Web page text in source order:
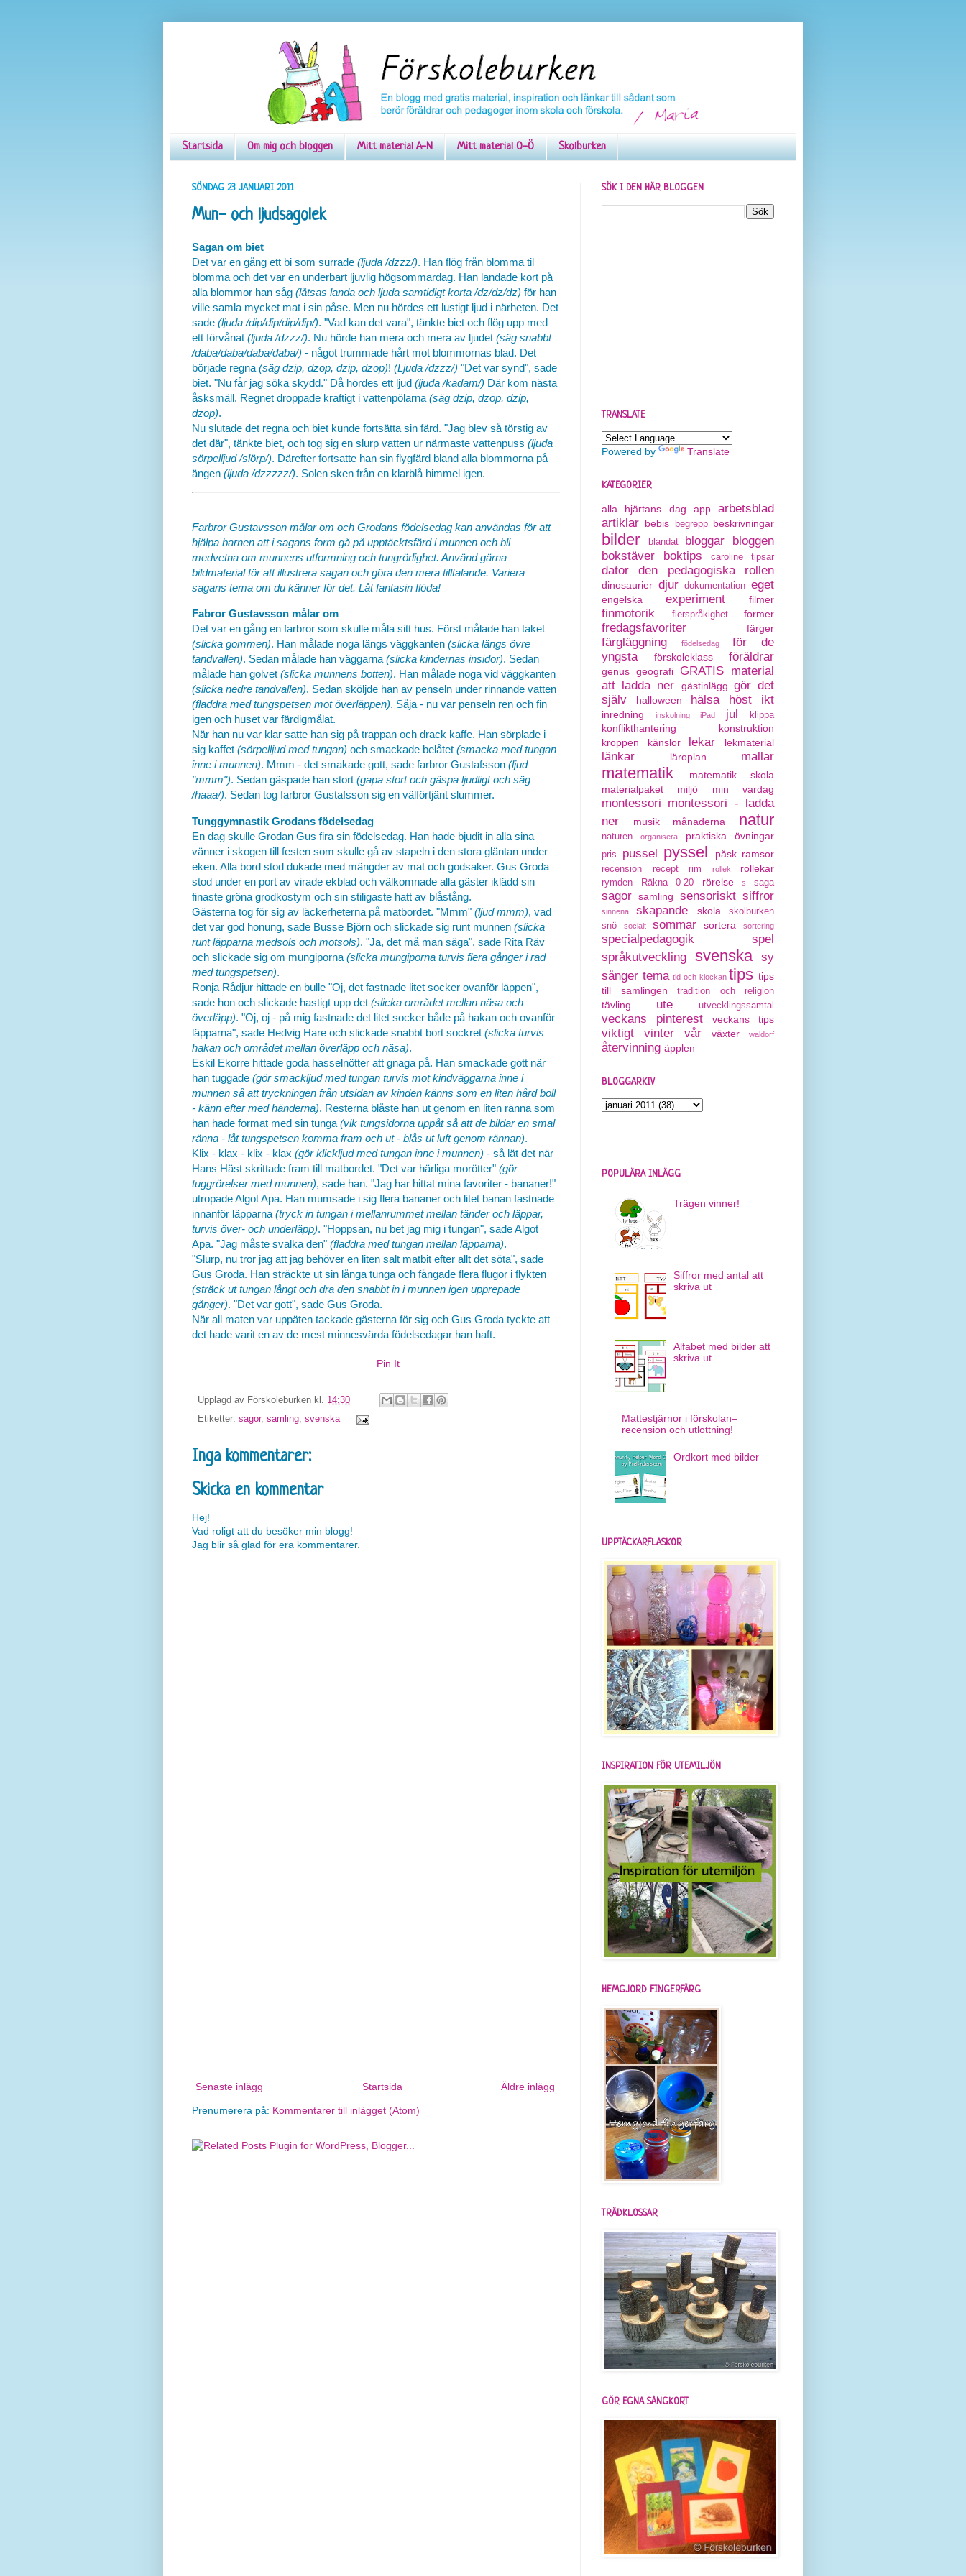
Startsida Om mig och bloggen Mitt material A-N Mitt material O-Ö Skolburken
SÖNDAG 23 JANUARI 2011
Mun- och ljudsagolek
Sagan om biet
Det var en gång ett bi som surrade (ljuda /dzzz/). Han flög från blomma til
blomma och det var en underbart ljuvlig högsommardag. Han landade kort på
alla blommor han såg (låtsas landa och ljuda samtidigt korta /dz/dz/dz) för han
ville samla mycket mat i sin påse. Men nu hördes ett lustigt ljud i närheten. Det
sade (ljuda /dip/dip/dip/dip/). "Vad kan det vara", tänkte biet och flög upp med
ett förvånat (ljuda /dzzz/). Nu hörde han mera och mera av ljudet (säg snabbt
/daba/daba/daba/daba/) - något trummade hårt mot blommornas blad. Det
började regna (säg dzip, dzop, dzip, dzop)! (Ljuda /dzzz/) "Det var synd", sade
biet. "Nu får jag söka skydd." Då hördes ett ljud (ljuda /kadam/) Där kom nästa
åsksmäll. Regnet droppade kraftigt i vattenpölarna (säg dzip, dzop, dzip,
dzop).
Nu slutade det regna och biet kunde fortsätta sin färd. "Jag blev så törstig av
det där", tänkte biet, och tog sig en slurp vatten ur närmaste vattenpuss (ljuda
sörpelljud /slörp/). Därefter fortsatte han sin flygfärd bland alla blommorna på
ängen (ljuda /dzzzzz/). Solen sken från en klarblå himmel igen.
Farbror Gustavsson målar om och Grodans födelsedag kan användas för att
hjälpa barnen att i sagans form gå på upptäcktsfärd i munnen och bli
medvetna om munnens utformning och tungrörlighet. Använd gärna
bildmaterial för att illustrera sagan och göra den mera tilltalande. Variera
sagans tema om du känner för det. Låt fantasin flöda!
Fabror Gustavsson målar om
Det var en gång en farbror som skulle måla sitt hus. Först målade han taket
(slicka gommen). Han målade noga längs väggkanten (slicka längs övre
tandvallen). Sedan målade han väggarna (slicka kindernas insidor). Sedan
målade han golvet (slicka munnens botten). Han målade noga vid väggkanten
(slicka nedre tandvallen). Sedan sköljde han av penseln under rinnande vatten
(fladdra med tungspetsen mot överläppen). Såja - nu var penseln ren och fin
igen och huset var färdigmålat.
När han nu var klar satte han sig på trappan och drack kaffe. Han sörplade i
sig kaffet (sörpelljud med tungan) och smackade belåtet (smacka med tungan
inne i munnen). Mmm - det smakade gott, sade farbror Gustafsson (ljud
"mmm"). Sedan gäspade han stort (gapa stort och gäspa ljudligt och säg
/haaa/). Sedan tog farbror Gustafsson sig en välförtjänt slummer.
Tunggymnastik Grodans födelsedag
En dag skulle Grodan Gus fira sin födelsedag. Han hade bjudit in alla sina
vänner i skogen till festen som skulle gå av stapeln i den stora gläntan under
eken. Alla bord stod dukade med mängder av mat och godsaker. Gus Groda
stod under en port av virade ekblad och välkomnade alla gäster iklädd sin
finaste gröna grodkostym och sin stiligaste hatt av blåstång.
Gästerna tog för sig av läckerheterna på matbordet. "Mmm" (ljud mmm), vad
det var god honung, sade Busse Björn och slickade sig runt munnen (slicka
runt läpparna medsols och motsols). "Ja, det må man säga", sade Rita Räv
och slickade sig om mungiporna (slicka mungiporna turvis flera gånger i rad
med tungspetsen).
Ronja Rådjur hittade en bulle "Oj, det fastnade litet socker ovanför läppen",
sade hon och slickade hastigt upp det (slicka området mellan näsa och
överläpp). "Oj, oj - på mig fastnade det litet socker både på hakan och ovanför
läpparna", sade Hedvig Hare och slickade snabbt bort sockret (slicka turvis
hakan och området mellan överläpp och näsa).
Eskil Ekorre hittade goda hasselnötter att gnaga på. Han smackade gott när
han tuggade (gör smackljud med tungan turvis mot kindväggarna inne i
munnen så att tryckningen från utsidan av kinden känns som en liten hård boll
- känn efter med händerna). Resterna blåste han ut genom en liten ränna som
han hade format med sin tunga (vik tungsidorna uppåt så att de bildar en smal
ränna - låt tungspetsen komma fram och ut - blås ut luft genom rännan).
Klix - klax - klix - klax (gör klickljud med tungan inne i munnen) - så lät det när
Hans Häst skrittade fram till matbordet. "Det var härliga morötter" (gör
tuggrörelser med munnen), sade han. "Jag har hittat mina favoriter - bananer!"
utropade Algot Apa. Han mumsade i sig flera bananer och litet banan fastnade
innanför läpparna (tryck in tungan i mellanrummet mellan tänder och läppar,
turvis över- och underläpp). "Hoppsan, nu bet jag mig i tungan", sade Algot
Apa. "Jag måste svalka den" (fladdra med tungan mellan läpparna).
"Slurp, nu tror jag att jag behöver en liten salt matbit efter allt det söta", sade
Gus Groda. Han sträckte ut sin långa tunga och fångade flera flugor i flykten
(sträck ut tungan långt och dra den snabbt in i munnen igen upprepade
gånger). "Det var gott", sade Gus Groda.
När all maten var uppäten tackade gästerna för sig och Gus Groda tyckte att
det hade varit en av de mest minnesvärda födelsedagar han haft.
Pin It
Upplagd av Förskoleburken kl. 14:30
Etiketter: sagor, samling, svenska
Inga kommentarer:
Skicka en kommentar
Hej!
Vad roligt att du besöker min blogg!
Jag blir så glad för era kommentarer.
Senaste inlägg Äldre inlägg
Startsida
Prenumerera på: Kommentarer till inlägget (Atom)
SÖK I DEN HÄR BLOGGEN
TRANSLATE
Powered by Translate
KATEGORIER
alla hjärtans dag app
arbetsblad
artiklar bebis begrepp beskrivningar
bilder blandat bloggar
bloggen
bokstäver
boktips caroline tipsar
dator den pedagogiska rollen
dinosaurier djur dokumentation eget
engelska experiment filmer
finmotorik flerspråkighet former
fredagsfavoriter färger
färgläggning födelsedag
för de
yngsta
förskoleklass föräldrar
genus geografi GRATIS material
att ladda ner
gästinlägg gör det
själv
halloween hälsa höst ikt
inredning inskolning iPad jul klippa
konflikthantering
konstruktion
kroppen
känslor lekar lekmaterial
länkar läroplan mallar
matematik
matematik skola
materialpaket
miljö min vardag
montessori montessori - ladda
ner
musik månaderna natur
naturen organisera praktiska övningar
pris pussel pyssel påsk ramsor
recension recept rim rollek rollekar
rymden Räkna 0-20 rörelse s saga
sagor samling sensoriskt siffror
sinnena skapande skola
skolburken
snö
socialt sommar sortera sortering
specialpedagogik
spel
språkutveckling
svenska
sy
sånger tema tid och klockan tips tips
till samlingen
tradition och religion
tävling ute utvecklingssamtal
veckans pinterest veckans tips
viktigt vinter vår växter waldorf
återvinning äpplen
BLOGGARKIV
POPULÄRA INLÄGG
Trägen vinner!
Siffror med antal att
skriva ut
Alfabet med bilder att
skriva ut
Mattestjärnor i förskolan–
recension och utlottning!
Ordkort med bilder
UPPTÄCKARFLASKOR
INSPIRATION FÖR UTEMILJÖN
HEMGJORD FINGERFÄRG
TRÄDKLOSSAR
GÖR EGNA SÅNGKORT